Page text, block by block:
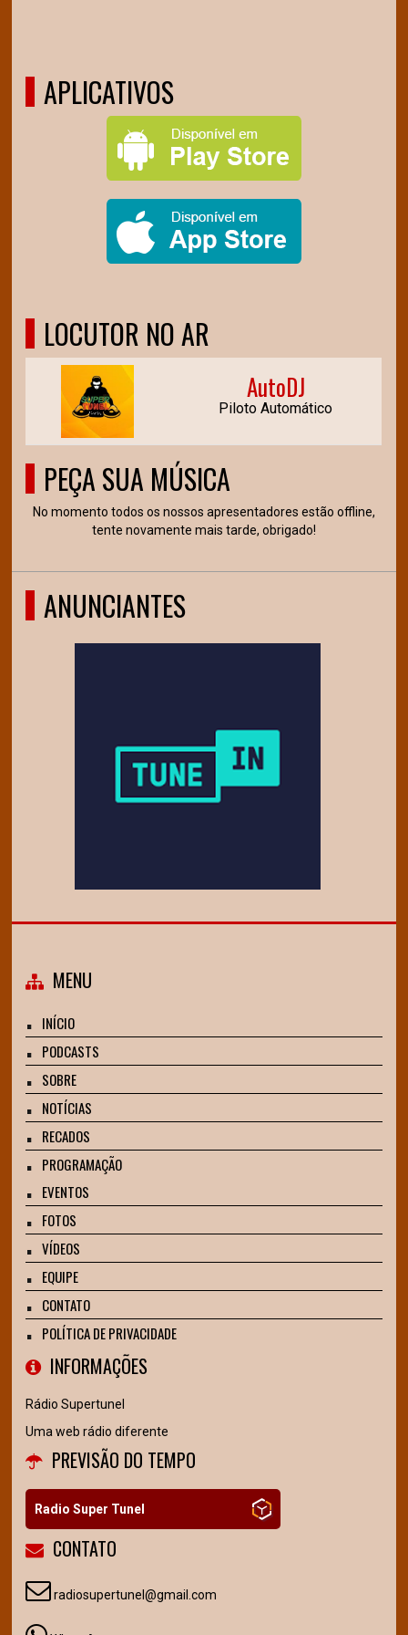
APLICATIVOS
LOCUTOR NO AR
AutoDJ
Piloto Automático
PEÇA SUA MÚSICA
No momento todos os nossos apresentadores estão offline,
tente novamente mais tarde, obrigado!
ANUNCIANTES
MENU
INÍCIO
PODCASTS
SOBRE
NOTÍCIAS
RECADOS
PROGRAMAÇÃO
EVENTOS
FOTOS
VÍDEOS
EQUIPE
CONTATO
POLÍTICA DE PRIVACIDADE
INFORMAÇÕES
Rádio Supertunel
Uma web rádio diferente
PREVISÃO DO TEMPO
Radio Super Tunel
CONTATO
radiosupertunel@gmail.com